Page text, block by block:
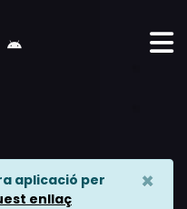
aplicació per
enllaç
×